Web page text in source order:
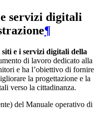
servizi digitali
¶
e i servizi digitali della
di lavoro dedicato alla
e ha l’obiettivo di fornire
la progettazione e la
verso la cittadinanza.
del Manuale operativo di